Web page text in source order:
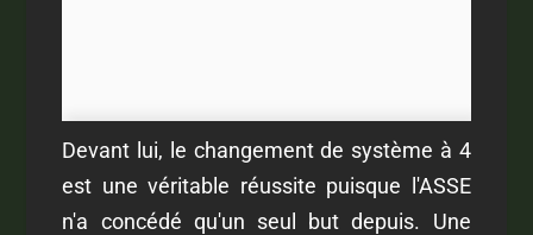
Devant lui, le changement de système à 4
est une véritable réussite puisque l'ASSE
n'a concédé qu'un seul but depuis. Une